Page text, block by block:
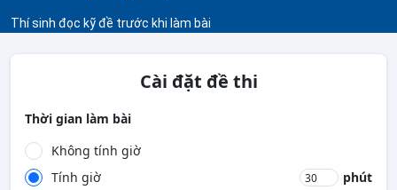
Thí sinh đọc kỹ đề trước khi làm bài
Cài đặt đề thi
Thời gian làm bài
Không tính giờ
Tính giờ
phút